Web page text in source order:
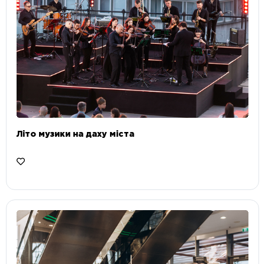
Літо музики на даху міста